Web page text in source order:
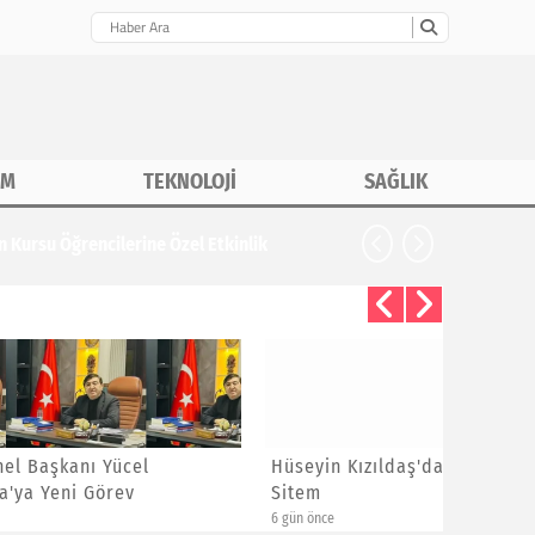
TEKNOLOJİ SAĞLIK
Hüseyin Kızıldaş'dan Ayrılanlara
Sitem